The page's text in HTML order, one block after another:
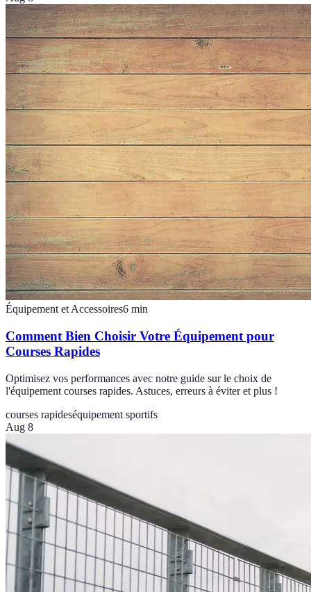
Équipement et Accessoires6 min
Comment Bien Choisir Votre Équipement pour
Courses Rapides
Optimisez vos performances avec notre guide sur le choix de
l'équipement courses rapides. Astuces, erreurs à éviter et plus !
courses rapideséquipement sportifs
Aug 8